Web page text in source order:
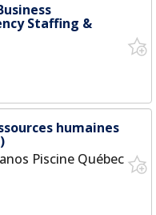
Staffing &
humaines
Piscine Québec